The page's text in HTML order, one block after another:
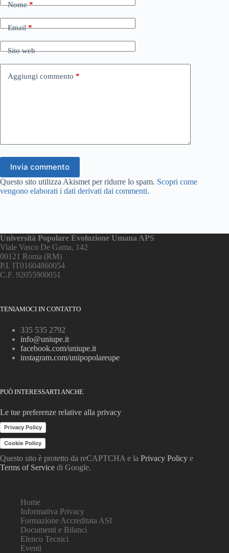
Nome*
Email*
Sito web
Aggiungi commento *
Invia commento
Questo sito utilizza Akismet per ridurre lo spam. Scopri come
vengono elaborati i dati derivati dai commenti.
Università Popolare Evoluzione Umana APS
Viale Vasco De Gama, 142
00121 Roma (RM)
P.I. IT01604860054
C.F. 92055900051
TENIAMOCI IN CONTATTO
335 535 2792
info@uniupe.it
facebook.com/uniupe.it
instagram.com/unipopolareupe
PUÒ INTERESSARTI ANCHE
Le tue preferenze relative alla privacy
Privacy Policy
Cookie Policy
Questo sito è protetto da reCAPTCHA e la Privacy Policy e
Terms of Service di Google.
Home
Informativa Privacy
Formazione Accreditata ASI
Documenti e Bilanci
Elenco Tecnici
Eventi